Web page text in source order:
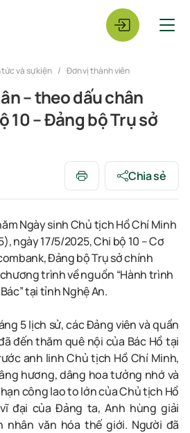
tức và sự kiện Đơn vị thành viên
– theo dấu chân
10 – Đảng bộ Trụ sở
Chia sẻ
Ngày sinh Chủ tịch Hồ Chí Minh
ngày 17/5/2025, Chi bộ 10 – Cơ
Đảng bộ Trụ sở chính
trình về nguồn “Hành trình
tại tỉnh Nghệ An.
5 lịch sử, các Đảng viên và quần
đến thăm quê nội của Bác Hồ tại
anh linh Chủ tịch Hồ Chí Minh,
hương, dâng hoa tưởng nhớ và
công lao to lớn của Chủ tịch Hồ
đại của Đảng ta, Anh hùng giải
nhân văn hóa thế giới. Người đã